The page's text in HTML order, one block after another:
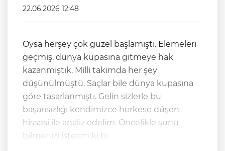
22.06.2026 12:48
Oysa herşey çok güzel başlamıştı. Elemeleri
geçmiş, dünya kupasına gitmeye hak
kazanmıştık. Milli takımda her şey
düşünülmüştü. Saçlar bile dünya kupasına
göre tasarlanmıştı. Gelin sizlerle bu
başarısızlığı kendimizce herkese düşen
hissesi ile analiz edelim. Öncelikle şunu
bilmenizi isterim ki bi